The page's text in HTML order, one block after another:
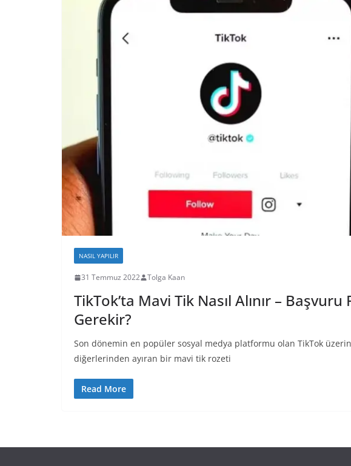
NASIL YAPILIR
31 Temmuz 2022 Tolga Kaan
TikTok’ta Mavi Tik Nasıl Alınır –
Gerekir?
Son dönemin en popüler sosyal medya platformu olan TikTok
diğerlerinden ayıran bir mavi tik rozeti
Read More